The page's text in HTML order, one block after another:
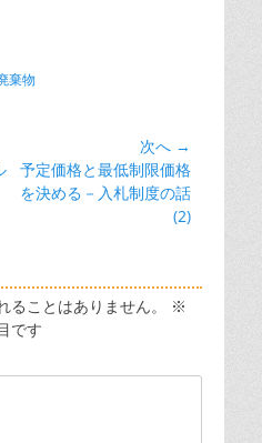
棄物
次へ →
次
の
予定価格と最低制限価格
を決める－入札制度の話
(2)
ことはありません。
※
です